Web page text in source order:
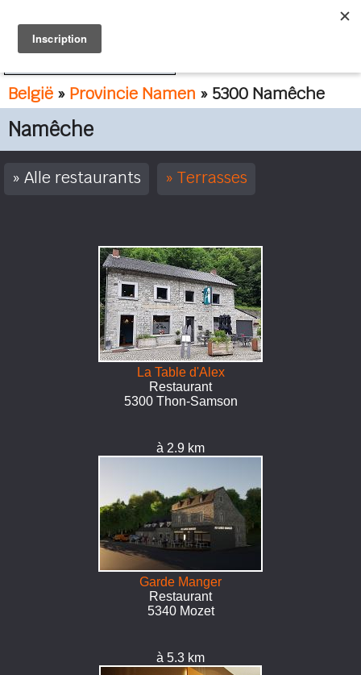
België » Provincie Namen » 5300 Namêche
Namêche
Alle restaurants Terrasses
La Table d'Alex
Restaurant
5300 Thon-Samson
à 2.9 km
Garde Manger
Restaurant
5340 Mozet
à 5.3 km